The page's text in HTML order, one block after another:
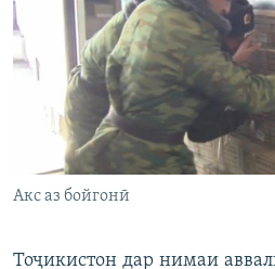
Акс аз бойгонӣ
Тоҷикистон дар нимаи